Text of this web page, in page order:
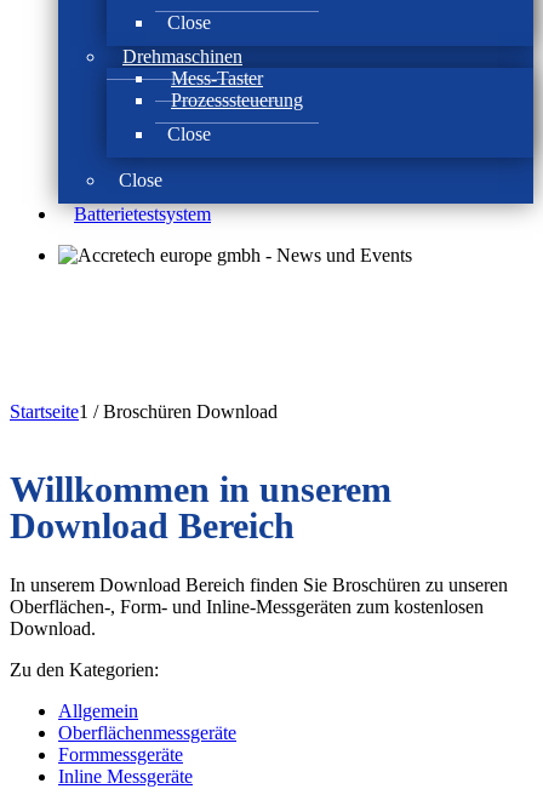
Close
Drehmaschinen
Mess-Taster
Prozesssteuerung
Close
Close
Batterie­test­system
Startseite1 / Broschüren Download
Willkommen in unserem
Download Bereich
In unserem Download Bereich finden Sie Broschüren zu unseren
Oberflächen-, Form- und Inline-Messgeräten zum kostenlosen
Download.
Zu den Kategorien:
Allgemein
Oberflächenmessgeräte
Formmessgeräte
Inline Messgeräte